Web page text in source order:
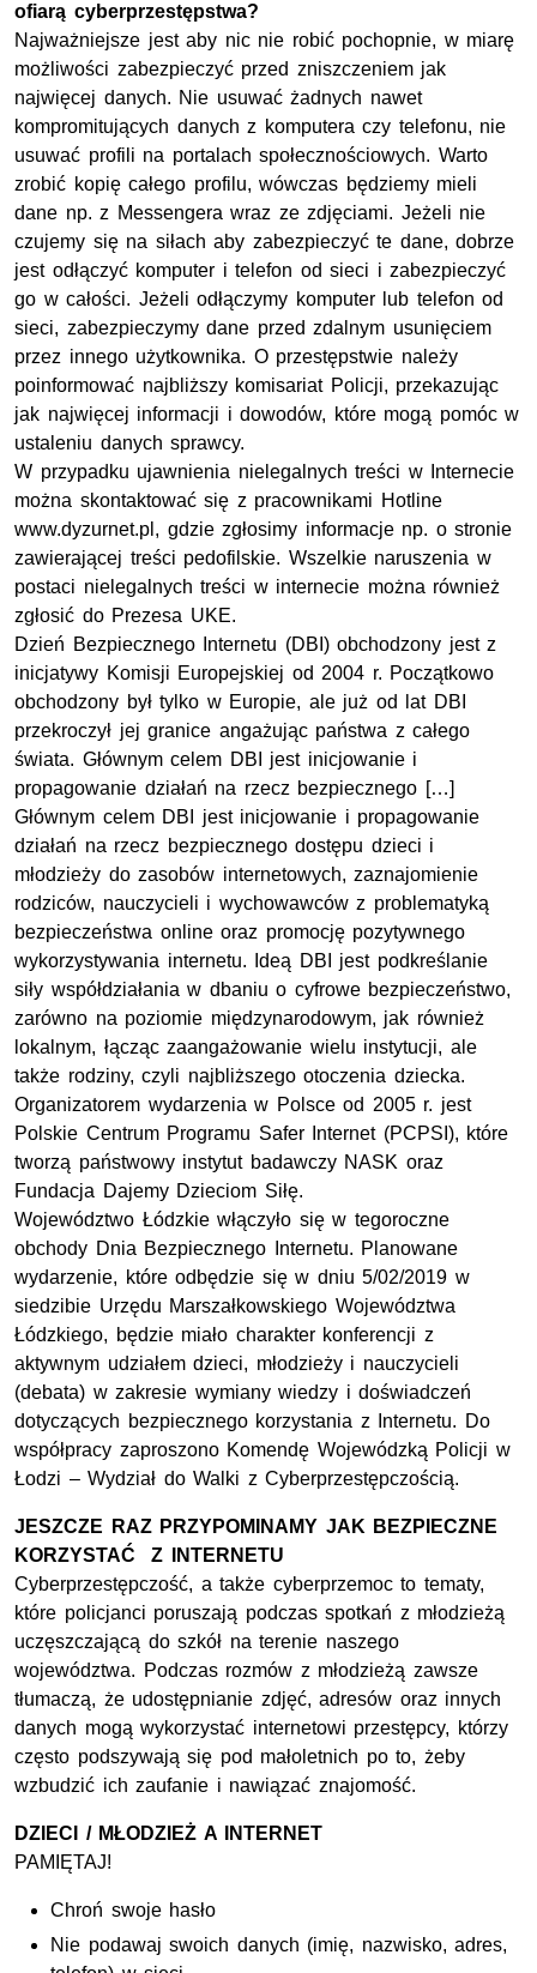
ofiarą cyberprzestępstwa?
Najważniejsze jest aby nic nie robić pochopnie, w miarę
możliwości zabezpieczyć przed zniszczeniem jak
najwięcej danych. Nie usuwać żadnych nawet
kompromitujących danych z komputera czy telefonu, nie
usuwać profili na portalach społecznościowych. Warto
zrobić kopię całego profilu, wówczas będziemy mieli
dane np. z Messengera wraz ze zdjęciami. Jeżeli nie
czujemy się na siłach aby zabezpieczyć te dane, dobrze
jest odłączyć komputer i telefon od sieci i zabezpieczyć
go w całości. Jeżeli odłączymy komputer lub telefon od
sieci, zabezpieczymy dane przed zdalnym usunięciem
przez innego użytkownika. O przestępstwie należy
poinformować najbliższy komisariat Policji, przekazując
jak najwięcej informacji i dowodów, które mogą pomóc w
ustaleniu danych sprawcy.
W przypadku ujawnienia nielegalnych treści w Internecie
można skontaktować się z pracownikami Hotline
www.dyzurnet.pl, gdzie zgłosimy informacje np. o stronie
zawierającej treści pedofilskie. Wszelkie naruszenia w
postaci nielegalnych treści w internecie można również
zgłosić do Prezesa UKE.
Dzień Bezpiecznego Internetu (DBI) obchodzony jest z
inicjatywy Komisji Europejskiej od 2004 r. Początkowo
obchodzony był tylko w Europie, ale już od lat DBI
przekroczył jej granice angażując państwa z całego
świata. Głównym celem DBI jest inicjowanie i
propagowanie działań na rzecz bezpiecznego […]
Głównym celem DBI jest inicjowanie i propagowanie
działań na rzecz bezpiecznego dostępu dzieci i
młodzieży do zasobów internetowych, zaznajomienie
rodziców, nauczycieli i wychowawców z problematyką
bezpieczeństwa online oraz promocję pozytywnego
wykorzystywania internetu. Ideą DBI jest podkreślanie
siły współdziałania w dbaniu o cyfrowe bezpieczeństwo,
zarówno na poziomie międzynarodowym, jak również
lokalnym, łącząc zaangażowanie wielu instytucji, ale
także rodziny, czyli najbliższego otoczenia dziecka.
Organizatorem wydarzenia w Polsce od 2005 r. jest
Polskie Centrum Programu Safer Internet (PCPSI), które
tworzą państwowy instytut badawczy NASK oraz
Fundacja Dajemy Dzieciom Siłę.
Województwo Łódzkie włączyło się w tegoroczne
obchody Dnia Bezpiecznego Internetu. Planowane
wydarzenie, które odbędzie się w dniu 5/02/2019 w
siedzibie Urzędu Marszałkowskiego Województwa
Łódzkiego, będzie miało charakter konferencji z
aktywnym udziałem dzieci, młodzieży i nauczycieli
(debata) w zakresie wymiany wiedzy i doświadczeń
dotyczących bezpiecznego korzystania z Internetu. Do
współpracy zaproszono Komendę Wojewódzką Policji w
Łodzi – Wydział do Walki z Cyberprzestępczością.
JESZCZE RAZ PRZYPOMINAMY JAK BEZPIECZNE
KORZYSTAĆ Z INTERNETU
Cyberprzestępczość, a także cyberprzemoc to tematy,
które policjanci poruszają podczas spotkań z młodzieżą
uczęszczającą do szkół na terenie naszego
województwa. Podczas rozmów z młodzieżą zawsze
tłumaczą, że udostępnianie zdjęć, adresów oraz innych
danych mogą wykorzystać internetowi przestępcy, którzy
często podszywają się pod małoletnich po to, żeby
wzbudzić ich zaufanie i nawiązać znajomość.
DZIECI / MŁODZIEŻ A INTERNET
PAMIĘTAJ!
Chroń swoje hasło
Nie podawaj swoich danych (imię, nazwisko, adres,